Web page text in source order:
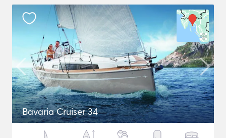
Bavaria Cruiser 34